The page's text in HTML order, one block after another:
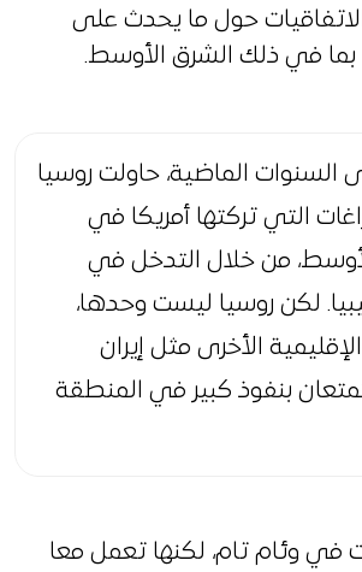
حول ما يحدث على
بما في ذلك الشرق الأوسط.
الماضية، حاولت روسيا
التي تركتها أمريكا في
من خلال التدخل في
لكن روسيا ليست وحدها،
الأخرى مثل إيران
بنفوذ كبير في المنطقة
وئام تام، لكنها تعمل معا